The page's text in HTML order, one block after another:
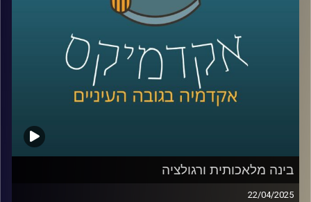
כיום, המודעות לקשיים נפשיים וללחצים הנלווים לעשייה
ספורטיבית תחרותית גבוהה יותר מאי פעם. חשוב לזכור
שספורטאים הם בני אדם עם תחושות כמו מתח, כאב, לחץ,
ציפיות, אכזבות וכישלונות, והתחום הספורטיבי מגדיל את כל
אלו. הצורך להשיג הישגים גבוהים ולהישאר ב-Top, במיוחד
מגיל צעיר, יחד עם שעות רבות של אימונים, מוסיף למתח
הנפשי. כאן נכנסים לתמונה פסיכולוגים של הספורט.
אז כדי לדבר על כל אלו הצטרף אלינו היום ד״ר רועי סמואל
יועץ, חוקר ומרצה בפסיכולוגיה של הספורט והפעילות הגופנית
בחטיבת הפסיכולוגיה של הספורט, המאמץ, והביצוע
באוניברסיטת רייכמן.
בינה מלאכותית ורגולציה
22/04/2025